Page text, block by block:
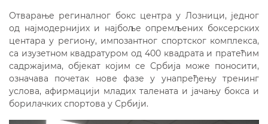
Отварање региналног бокс центра у Лозници, једног
од најмодернијих и најбоље опремљених боксерских
центара у региону, импозантног спортског комплекса,
са изузетном квадратуром од 400 квадрата и пратећим
садржајима, објекат којим се Србија може поносити,
означава почетак нове фазе у унапређењу тренинг
услова, афирмацији младих талената и јачању бокса и
борилачких спортова у Србији.